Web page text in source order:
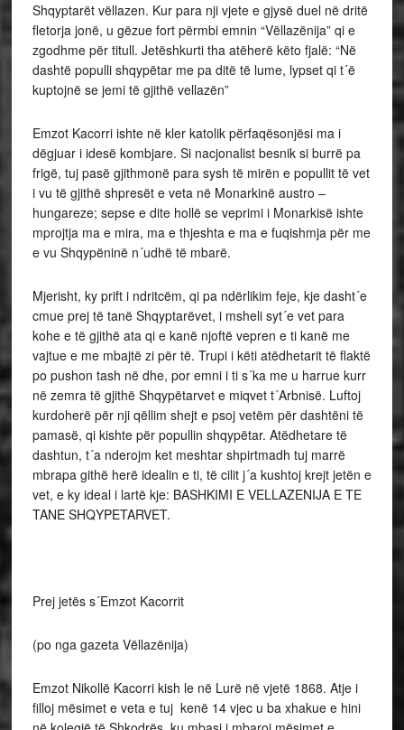
Shqyptarët vëllazen. Kur para nji vjete e gjysë duel në dritë
fletorja jonë, u gëzue fort përmbi emnin “Vëllazënija” qi e
zgodhme për titull. Jetëshkurti tha atëherë këto fjalë: “Në
dashtë populli shqypëtar me pa ditë të lume, lypset qi t´ë
kuptojnë se jemi të gjithë vellazën”
Emzot Kacorri ishte në kler katolik përfaqësonjësi ma i
dëgjuar i idesë kombjare. Si nacjonalist besnik si burrë pa
frigë, tuj pasë gjithmonë para sysh të mirën e popullit të vet
i vu të gjithë shpresët e veta në Monarkinë austro –
hungareze; sepse e dite hollë se veprimi i Monarkisë ishte
mprojtja ma e mira, ma e thjeshta e ma e fuqishmja për me
e vu Shqypëninë n´udhë të mbarë.
Mjerisht, ky prift i ndritcëm, qi pa ndërlikim feje, kje dasht´e
cmue prej të tanë Shqyptarëvet, i msheli syt´e vet para
kohe e të gjithë ata qi e kanë njoftë vepren e ti kanë me
vajtue e me mbajtë zi për të. Trupi i këti atëdhetarit të flaktë
po pushon tash në dhe, por emni i ti s´ka me u harrue kurr
në zemra të gjithë Shqypëtarvet e miqvet t´Arbnisë. Luftoj
kurdoherë për nji qëllim shejt e psoj vetëm për dashtëni të
pamasë, qi kishte për popullin shqypëtar. Atëdhetare të
dashtun, t´a nderojm ket meshtar shpirtmadh tuj marrë
mbrapa githë herë idealin e ti, të cilit j´a kushtoj krejt jetën e
vet, e ky ideal i lartë kje: BASHKIMI E VELLAZENIJA E TE
TANE SHQYPETARVET.
Prej jetës s´Emzot Kacorrit
(po nga gazeta Vëllazënija)
Emzot Nikollë Kacorri kish le në Lurë në vjetë 1868. Atje i
filloj mësimet e veta e tuj kenë 14 vjec u ba xhakue e hini